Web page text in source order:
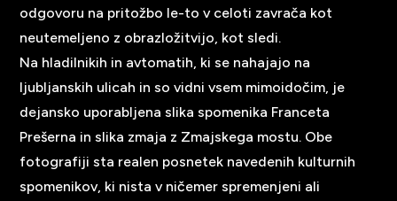
odgovoru na pritožbo le-to v celoti zavrača kot
neutemeljeno z obrazložitvijo, kot sledi.
Na hladilnikih in avtomatih, ki se nahajajo na
ljubljanskih ulicah in so vidni vsem mimoidočim, je
dejansko uporabljena slika spomenika Franceta
Prešerna in slika zmaja z Zmajskega mostu. Obe
fotografiji sta realen posnetek navedenih kulturnih
spomenikov, ki nista v ničemer spremenjeni ali